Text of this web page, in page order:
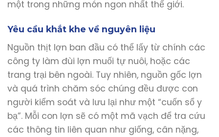
một trong những món ngon nhất thế giới.
Yêu cầu khắt khe về nguyên liệu
Nguồn thịt lợn ban đầu có thể lấy từ chính các
công ty làm đùi lợn muối tự nuôi, hoặc các
trang trại bên ngoài. Tuy nhiên, nguồn gốc lợn
và quá trình chăm sóc chúng đều được con
người kiểm soát và lưu lại như một “cuốn sổ y
bạ”. Mỗi con lợn sẽ có một mã vạch để tra cứu
các thông tin liên quan như giống, cân nặng,